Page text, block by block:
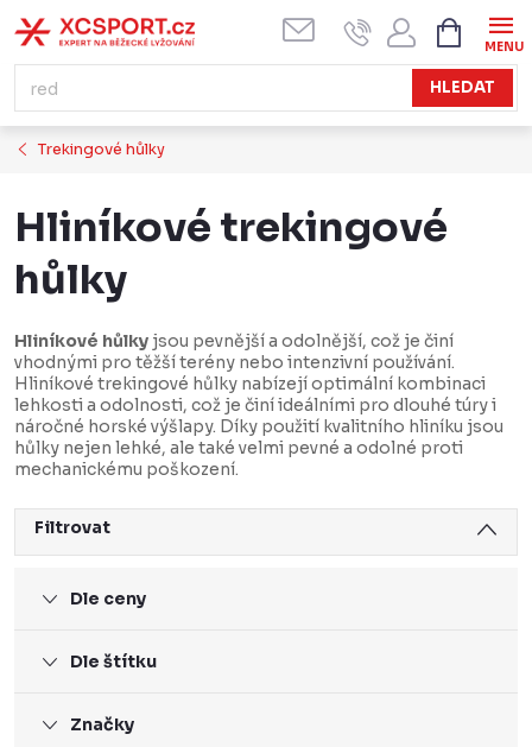
na
obsah
HLEDAT
KOŠÍK
Trekingové hůlky
Hliníkové trekingové
hůlky
Hliníkové hůlky jsou pevnější a odolnější, což je činí
vhodnými pro těžší terény nebo intenzivní používání.
Hliníkové trekingové hůlky nabízejí optimální kombinaci
lehkosti a odolnosti, což je činí ideálními pro dlouhé túry i
náročné horské výšlapy. Díky použití kvalitního hliníku jsou
hůlky nejen lehké, ale také velmi pevné a odolné proti
mechanickému poškození.
Filtrovat
Dle ceny
Dle štítku
Značky